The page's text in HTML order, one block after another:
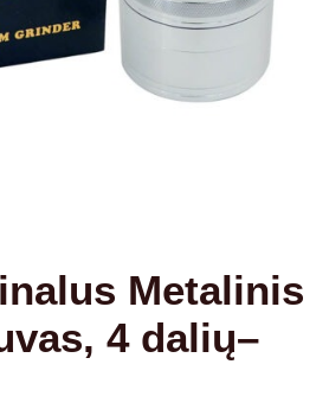
Metalinis
4 dalių–